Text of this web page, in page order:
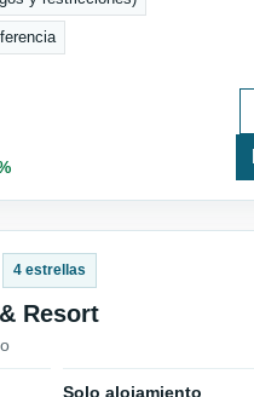
4 estrellas
Resort
Solo alojamiento